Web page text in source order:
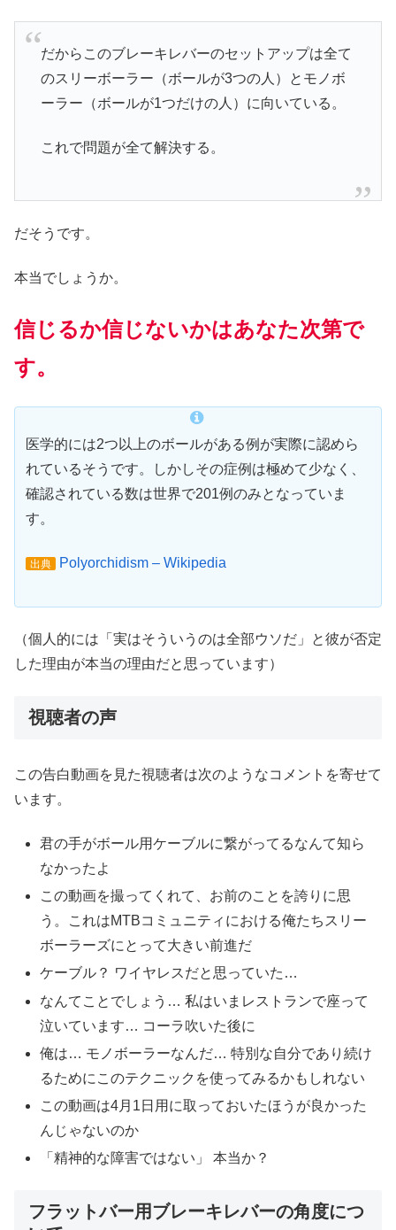
だからこのブレーキレバーのセットアップは全て
のスリーボーラー（ボールが3つの人）とモノボ
ーラー（ボールが1つだけの人）に向いている。
これで問題が全て解決する。
だそうです。
本当でしょうか。
信じるか信じないかはあなた次第で
す。
医学的には2つ以上のボールがある例が実際に認めら
れているそうです。しかしその症例は極めて少なく、
確認されている数は世界で201例のみとなっていま
す。
出典 Polyorchidism – Wikipedia
（個人的には「実はそういうのは全部ウソだ」と彼が否定
した理由が本当の理由だと思っています）
視聴者の声
この告白動画を見た視聴者は次のようなコメントを寄せて
います。
君の手がボール用ケーブルに繋がってるなんて知ら
なかったよ
この動画を撮ってくれて、お前のことを誇りに思
う。これはMTBコミュニティにおける俺たちスリー
ボーラーズにとって大きい前進だ
ケーブル？ ワイヤレスだと思っていた…
なんてことでしょう… 私はいまレストランで座って
泣いています… コーラ吹いた後に
俺は… モノボーラーなんだ… 特別な自分であり続け
るためにこのテクニックを使ってみるかもしれない
この動画は4月1日用に取っておいたほうが良かった
んじゃないのか
「精神的な障害ではない」 本当か？
フラットバー用ブレーキレバーの角度につ